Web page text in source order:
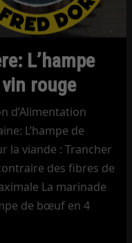
L’hampe
rouge
d’Alimentation
L’hampe de
la viande : Trancher
des fibres de
La marinade
de bœuf en 4